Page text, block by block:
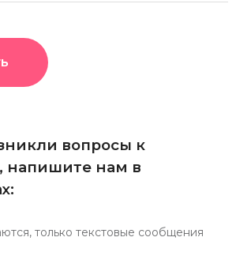
вопросы к
напишите нам в
только текстовые сообщения